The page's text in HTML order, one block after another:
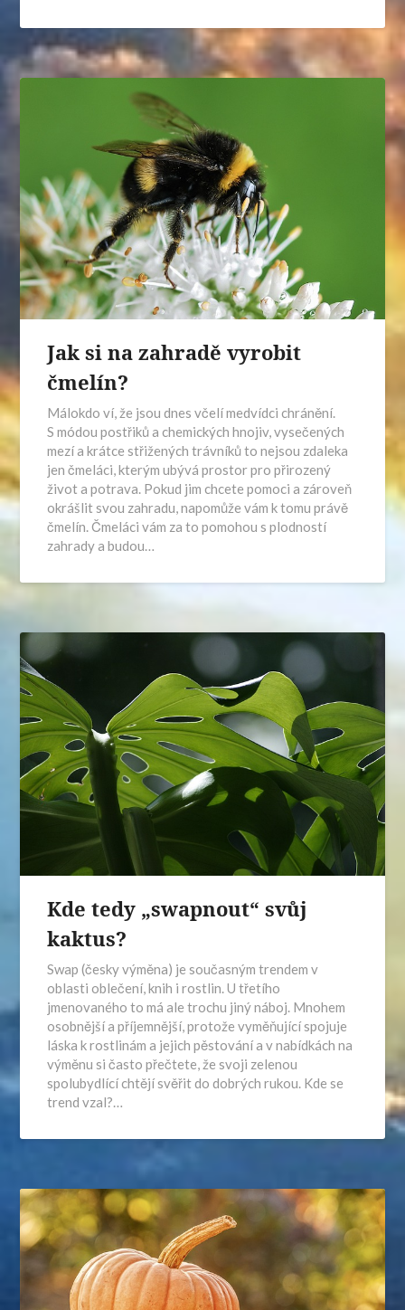
Jak si na zahradě vyrobit
čmelín?
Málokdo ví, že jsou dnes včelí medvídci chránění.
S módou postřiků a chemických hnojiv, vysečených
mezí a krátce střižených trávníků to nejsou zdaleka
jen čmeláci, kterým ubývá prostor pro přirozený
život a potrava. Pokud jim chcete pomoci a zároveň
okrášlit svou zahradu, napomůže vám k tomu právě
čmelín. Čmeláci vám za to pomohou s plodností
zahrady a budou…
Kde tedy „swapnout“ svůj
kaktus?
Swap (česky výměna) je současným trendem v
oblasti oblečení, knih i rostlin. U třetího
jmenovaného to má ale trochu jiný náboj. Mnohem
osobnější a příjemnější, protože vyměňující spojuje
láska k rostlinám a jejich pěstování a v nabídkách na
výměnu si často přečtete, že svoji zelenou
spolubydlící chtějí svěřit do dobrých rukou. Kde se
trend vzal?…